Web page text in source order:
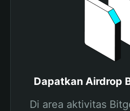
Dapatkan Airdrop
Di area aktivitas